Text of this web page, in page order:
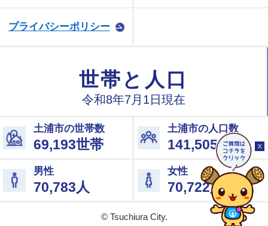
プライバシーポリシー
© Tsuchiura City.